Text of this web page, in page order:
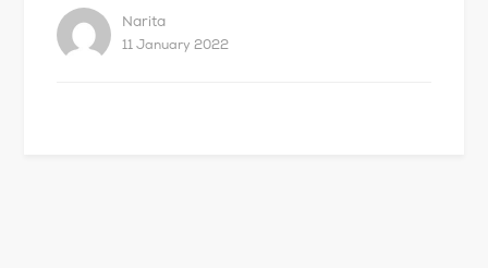
Narita
11 January 2022